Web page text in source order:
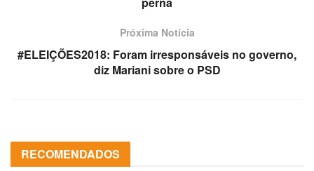
Próxima Notícia
#ELEIÇÕES2018: Foram irresponsáveis no governo,
diz Mariani sobre o PSD
RECOMENDADOS